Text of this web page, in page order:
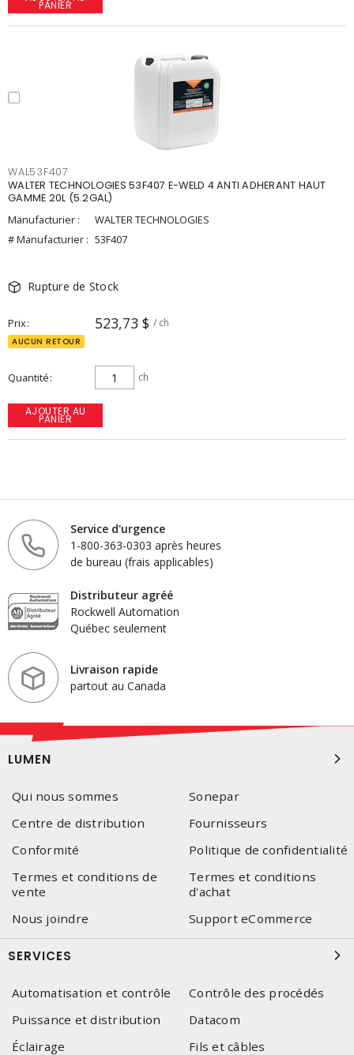
PANIER
WAL53F407
WALTER TECHNOLOGIES 53F407 E-WELD 4 ANTI ADHERANT HAUT
GAMME 20L (5.2GAL)
Manufacturier :
WALTER TECHNOLOGIES
# Manufacturier : 53F407
Rupture de Stock
Prix 523,73 $ / ch
AUCUN RETOUR
Quantité ch
AJOUTER AU
PANIER
Service d'urgence
1-800-363-0303 après heures
de bureau (frais applicables)
Distributeur agréé
Rockwell Automation
Québec seulement
Livraison rapide
partout au Canada
LUMEN
Qui nous sommes
Sonepar
Centre de distribution
Fournisseurs
Conformité
Politique de confidentialité
Termes et conditions de
vente
Termes et conditions
d'achat
Nous joindre
Support eCommerce
SERVICES
Automatisation et contrôle
Contrôle des procédés
Puissance et distribution
Datacom
Éclairage
Fils et câbles